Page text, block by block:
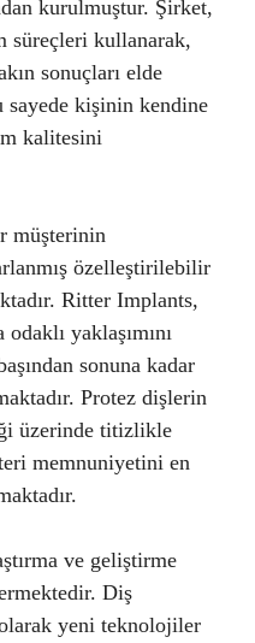
kurulmuştur. Şirket,
süreçleri kullanarak,
sonuçları elde
sayede kişinin kendine
kalitesini
müşterinin
özelleştirilebilir
Ritter Implants,
yaklaşımını
sonuna kadar
Protez dişlerin
üzerinde titizlikle
memnuniyetini en
ve geliştirme
Diş
yeni teknolojiler